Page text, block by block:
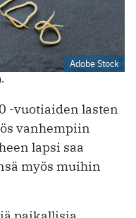
Adobe Stock
-vuotiaiden lasten
vanhempiin
lapsi saa
myös muihin